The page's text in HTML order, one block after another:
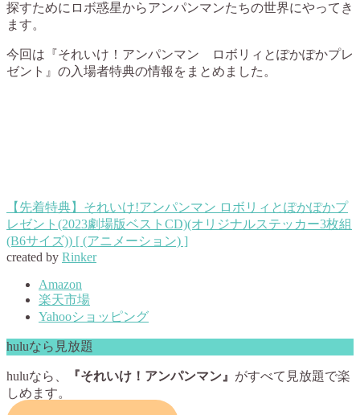
探すためにロボ惑星からアンパンマンたちの世界にやってき
ます。
今回は『それいけ！アンパンマン ロボリィとぽかぽかプレ
ゼント』の入場者特典の情報をまとめました。
【先着特典】それいけ!アンパンマン ロボリィとぽかぽかプ
レゼント(2023劇場版ベストCD)(オリジナルステッカー3枚組
(B6サイズ)) [ (アニメーション) ]
created by Rinker
Amazon
楽天市場
Yahooショッピング
huluなら見放題
huluなら、 『それいけ！アンパンマン』 がすべて見放題で楽
しめます。